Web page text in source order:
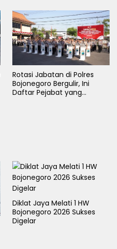
Rotasi Jabatan di Polres
Bojonegoro Bergulir, Ini
Daftar Pejabat yang
Diklat Jaya Melati 1 HW
Bojonegoro 2026 Sukses
Digelar